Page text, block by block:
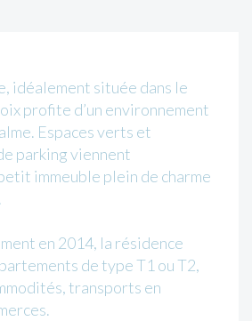
idéalement située dans le
profite d’un environnement
Espaces verts et
parking viennent
immeuble plein de charme
en 2014, la résidence
de type T1 ou T2,
transports en